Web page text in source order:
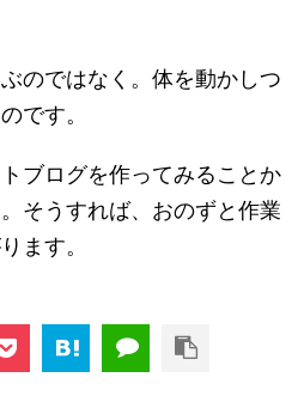
のではなく。体を動かしつ
です。
ブログを作ってみることか
そうすれば、おのずと作業
ます。